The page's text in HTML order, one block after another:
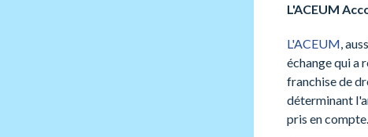
L'ACEUM
L'ACEUM ,
échange qui a
franchise de
déterminant
pris en compte.